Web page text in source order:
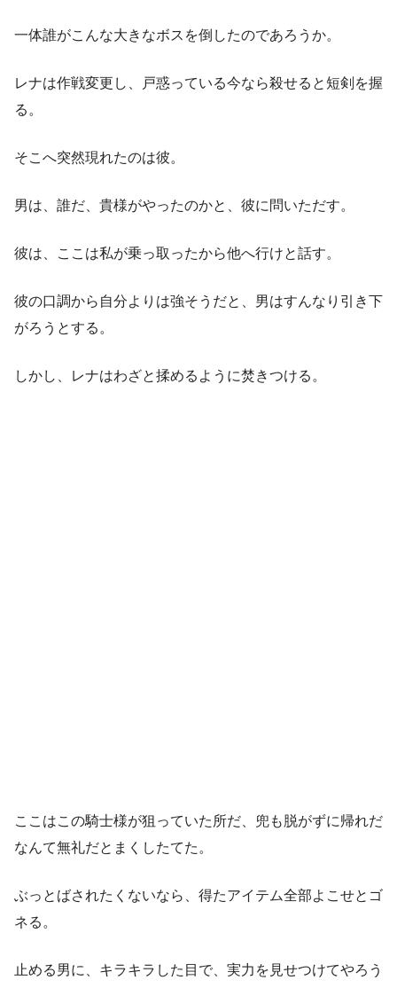
一体誰がこんな大きなボスを倒したのであろうか。
レナは作戦変更し、戸惑っている今なら殺せると短剣を握
る。
そこへ突然現れたのは彼。
男は、誰だ、貴様がやったのかと、彼に問いただす。
彼は、ここは私が乗っ取ったから他へ行けと話す。
彼の口調から自分よりは強そうだと、男はすんなり引き下
がろうとする。
しかし、レナはわざと揉めるように焚きつける。
ここはこの騎士様が狙っていた所だ、兜も脱がずに帰れだ
なんて無礼だとまくしたてた。
ぶっとばされたくないなら、得たアイテム全部よこせとゴ
ネる。
止める男に、キラキラした目で、実力を見せつけてやろう